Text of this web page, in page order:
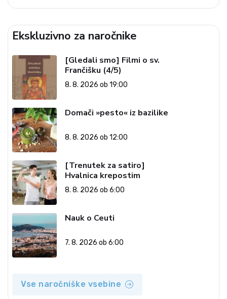
Ekskluzivno za naročnike
[Gledali smo] Filmi o sv.
Frančišku (4/5)
8. 8. 2026 ob 19:00
Domači »pesto« iz bazilike
8. 8. 2026 ob 12:00
[Trenutek za satiro]
Hvalnica krepostim
8. 8. 2026 ob 6:00
Nauk o Ceuti
7. 8. 2026 ob 6:00
Vse naročniške vsebine